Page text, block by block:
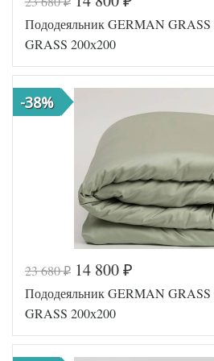
Код товара
561-784
Артикул
GG-25200
Ткань
Сатин
Размер
пододеяльника
200х200
Производитель
Grass
(Австрия)
Код товара
561-744
Артикул
GG-12200
Ткань
Сатин
Размер
пододеяльника
200х200
₽
Пододеяльник GERMAN
GRASS 200х200
-38%
23 680₽ 14 800 ₽
Пододеяльник GERMAN
GRASS 200х200